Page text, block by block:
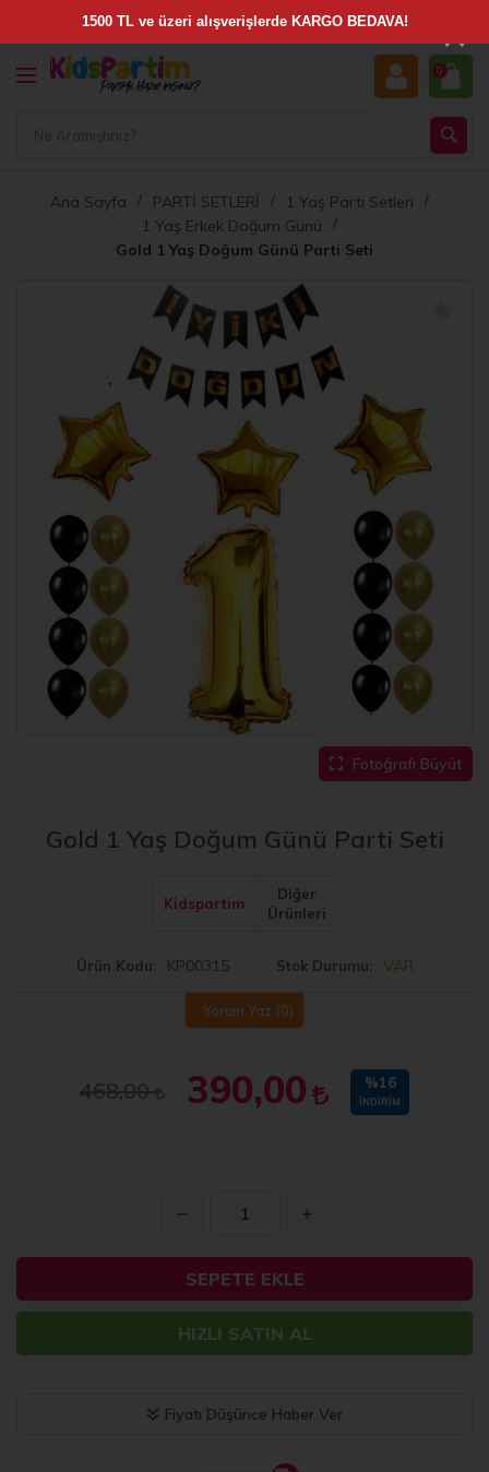
0
Ana Sayfa PARTİ SETLERİ
1 Yaş Parti Setleri
1 Yaş Erkek Doğum Günü
Gold 1 Yaş Doğum Günü Parti Seti
Fotoğrafı Büyüt
Gold 1 Yaş Doğum Günü Parti Seti
Kidspartim
Diğer
Ürünleri
Ürün Kodu KP00315 Stok Durumu VAR
Yorum Yaz (0)
468,00 390,00 %16
İNDIRIM
SEPETE EKLE
HIZLI SATIN AL
Fiyatı Düşünce Haber Ver
×